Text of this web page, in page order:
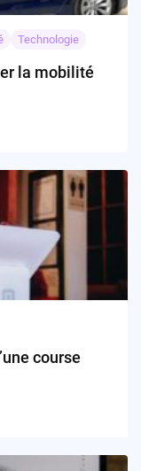
Technologie
la mobilité
course